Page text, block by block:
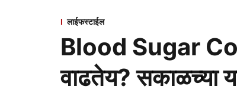
लाईफस्टाईल
Blood Sugar
वाढतेय? सकाळच्या